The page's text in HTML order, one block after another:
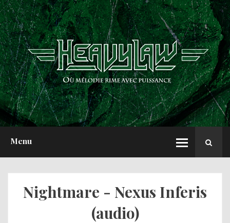
Menu
ACCUEIL
NEWS
CHRONIQUES
INTERVIEWS
REPORTS
A PROPOS
Nightmare - Nexus Inferis
(audio)